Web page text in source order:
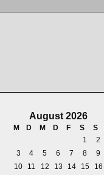
August 2026
M D M D F S S
1
2
3
4 5 6 7 8
9
10
11 12 13 14 15
16